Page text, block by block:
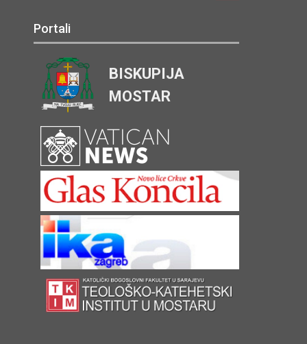
Portali
BISKUPIJA
MOSTAR